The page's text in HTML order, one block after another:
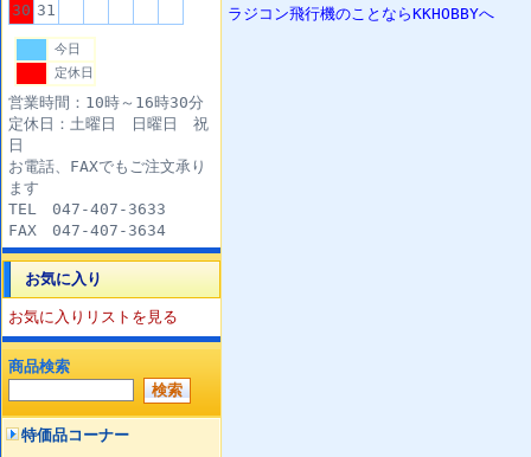
30 31
今日
定休日
営業時間：10時～16時30分
定休日：土曜日 日曜日 祝
日
お電話、FAXでもご注文承り
ます
TEL 047-407-3633
FAX 047-407-3634
お気に入り
お気に入りリストを見る
商品検索
特価品コーナー
ラジコン飛行機のことならKKHOBBYへ